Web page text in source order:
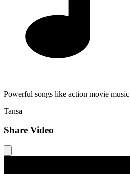
Powerful songs like action movie music
Tansa
Share Video